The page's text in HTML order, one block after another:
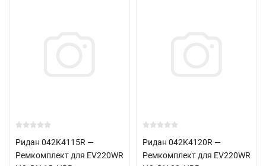
Ридан 042K4115R —
Ремкомплект для EV220WR
Ридан 042K4120R —
Ремкомплект для EV220WR